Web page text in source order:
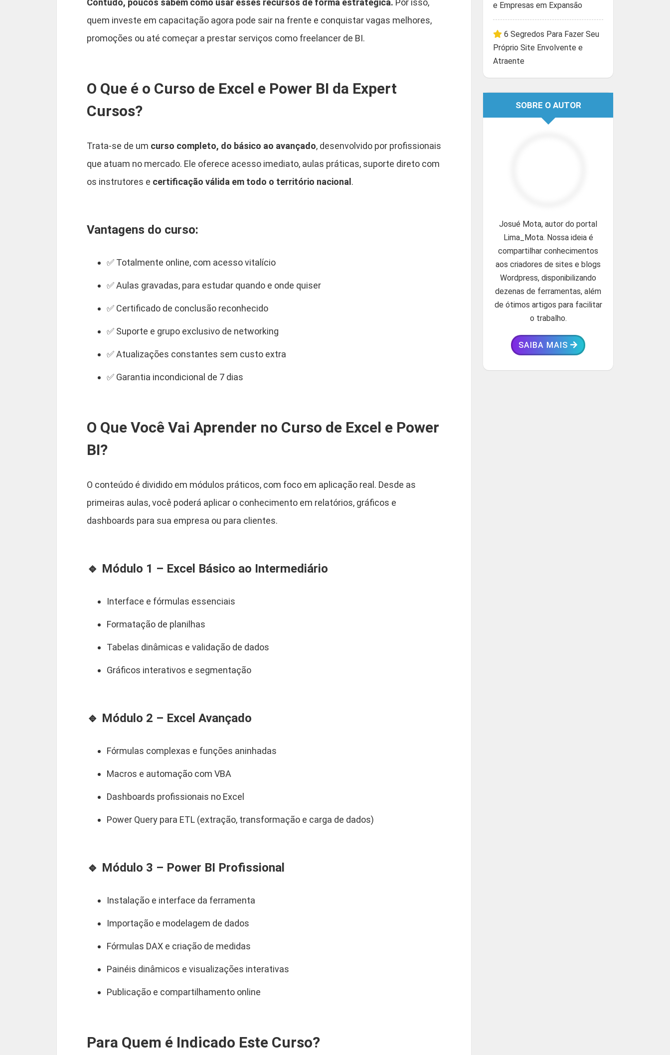
Contudo, poucos sabem como usar esses recursos de forma estratégica. Por isso,
quem investe em capacitação agora pode sair na frente e conquistar vagas melhores,
promoções ou até começar a prestar serviços como freelancer de BI.
O Que é o Curso de Excel e Power BI da Expert
Cursos?
Trata-se de um curso completo, do básico ao avançado, desenvolvido por profissionais
que atuam no mercado. Ele oferece acesso imediato, aulas práticas, suporte direto com
os instrutores e certificação válida em todo o território nacional .
Vantagens do curso:
✅ Totalmente online, com acesso vitalício
✅ Aulas gravadas, para estudar quando e onde quiser
✅ Certificado de conclusão reconhecido
✅ Suporte e grupo exclusivo de networking
✅ Atualizações constantes sem custo extra
✅ Garantia incondicional de 7 dias
O Que Você Vai Aprender no Curso de Excel e Power
BI?
O conteúdo é dividido em módulos práticos, com foco em aplicação real. Desde as
primeiras aulas, você poderá aplicar o conhecimento em relatórios, gráficos e
dashboards para sua empresa ou para clientes.
🔹 Módulo 1 – Excel Básico ao Intermediário
Interface e fórmulas essenciais
Formatação de planilhas
Tabelas dinâmicas e validação de dados
Gráficos interativos e segmentação
🔹 Módulo 2 – Excel Avançado
Fórmulas complexas e funções aninhadas
Macros e automação com VBA
Dashboards profissionais no Excel
Power Query para ETL (extração, transformação e carga de dados)
🔹 Módulo 3 – Power BI Profissional
Instalação e interface da ferramenta
Importação e modelagem de dados
Fórmulas DAX e criação de medidas
Painéis dinâmicos e visualizações interativas
Publicação e compartilhamento online
Para Quem é Indicado Este Curso?
e Empresas em Expansão
6 Segredos Para Fazer Seu
Próprio Site Envolvente e
Atraente
SOBRE O AUTOR
Josué Mota, autor do portal
Lima_Mota. Nossa ideia é
compartilhar conhecimentos
aos criadores de sites e blogs
Wordpress, disponibilizando
dezenas de ferramentas, além
de ótimos artigos para facilitar
o trabalho.
SAIBA MAIS